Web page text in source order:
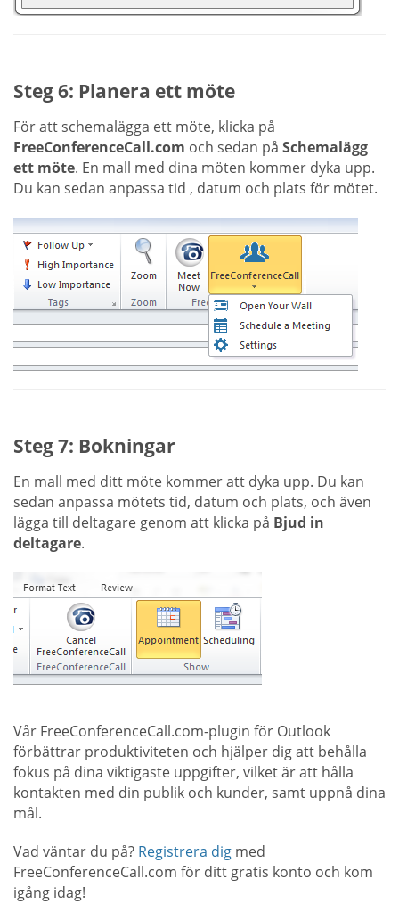
Steg 6: Planera ett möte
För att schemalägga ett möte, klicka på
FreeConferenceCall.com och sedan på Schemalägg
ett möte. En mall med dina möten kommer dyka upp.
Du kan sedan anpassa tid , datum och plats för mötet.
Steg 7: Bokningar
En mall med ditt möte kommer att dyka upp. Du kan
sedan anpassa mötets tid, datum och plats, och även
lägga till deltagare genom att klicka på Bjud in
deltagare.
Vår FreeConferenceCall.com-plugin för Outlook
förbättrar produktiviteten och hjälper dig att behålla
fokus på dina viktigaste uppgifter, vilket är att hålla
kontakten med din publik och kunder, samt uppnå dina
mål.
Vad väntar du på? Registrera dig med
FreeConferenceCall.com för ditt gratis konto och kom
igång idag!